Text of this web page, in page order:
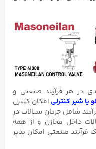
در هر فرآیند صنعتی و
یا شیر کنترلی امکان کنترل
شامل جریان سیالات در
داخل مخازن و از همه
فرآیند صنعتی امکان پذیر